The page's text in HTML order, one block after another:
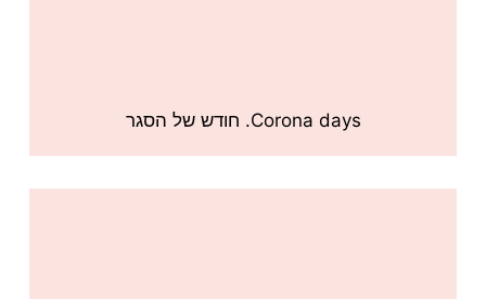
Corona days. חודש של הסגר